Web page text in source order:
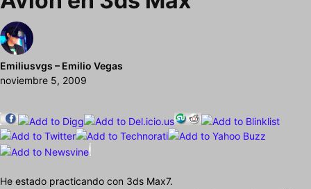
Emiliusvgs – Emilio Vegas
noviembre 5, 2009
He estado practicando con 3ds Max7.